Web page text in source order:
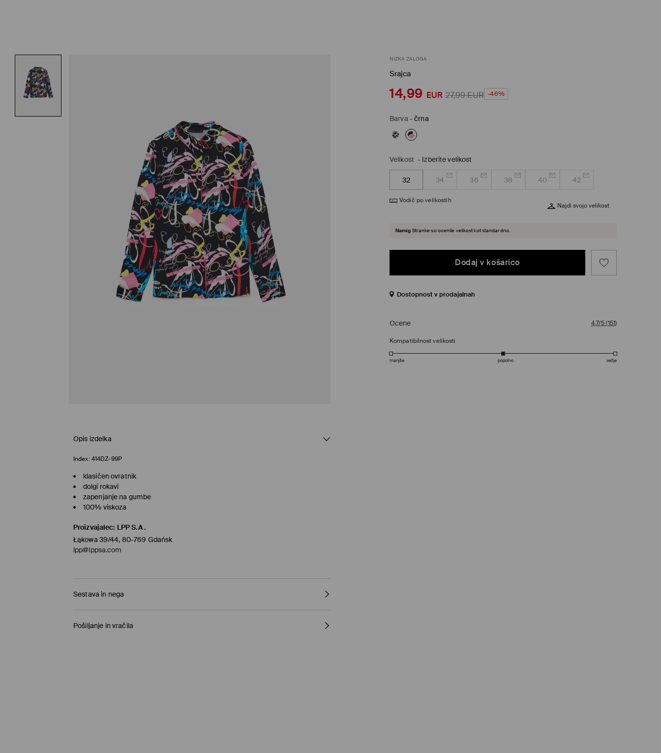
NIZKA ZALOGA
Srajca
14,99 EUR 27,99EUR -46%
Barva -črna
Velikost - Izberite velikost
32 34 36 38 40 42
Vodič po velikostih
Najdi svojo velikost
Namig Stranke so ocenile velikost kot standardno.
Dodaj v košarico
Dostopnost v prodajalnah
Ocene 4,7/5(151)
Kompatibilnost velikosti
manjše popolno večje
Opis izdelka
Index: 414DZ-99P
klasičen ovratnik
dolgi rokavi
zapenjanje na gumbe
100% viskoza
Proizvajalec: LPP S.A.
Łąkowa 39/44, 80-769 Gdańsk
lpp@lppsa.com
Sestava in nega
Pošiljanje in vračila